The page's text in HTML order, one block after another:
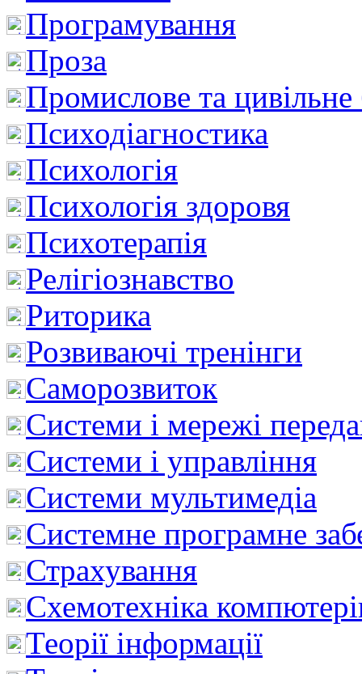
Програмування
Проза
Промислове та цивільне
Психодіагностика
Психологія
Психологія здоровя
Психотерапія
Релігіознавство
Риторика
Розвиваючі тренінги
Саморозвиток
Системи і мережі
Системи і управління
Системи мультимедіа
Системне програмне
Страхування
Схемотехніка
Теорії інформації